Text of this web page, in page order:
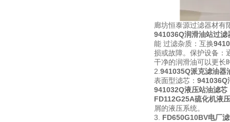
廊坊恒泰源过滤器材有
941036Q润滑油站过滤
能 过滤杂质：互换
损或故障。保护设备：
干净的润滑油可以更长
2. 941035Q派克滤油器
表面型滤芯： 941036Q
941032Q液压站油滤芯
FD112G25A硫化机液
屑的液压系统。
3. FD650G10BV电厂